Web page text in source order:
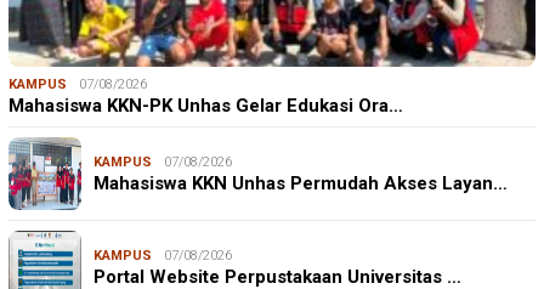
KAMPUS 07/08/2026
Mahasiswa KKN-PK Unhas Gelar Edukasi Ora…
KAMPUS 07/08/2026
Mahasiswa KKN Unhas Permudah Akses Layan…
KAMPUS 07/08/2026
Portal Website Perpustakaan Universitas …